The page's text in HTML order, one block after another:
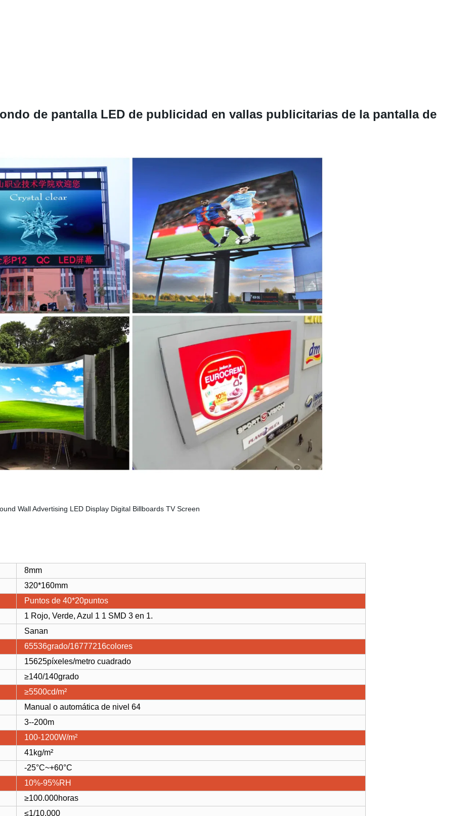
de pantalla LED de publicidad en vallas publicitarias de la pantalla de
8mm
320*160mm
Puntos de 40*20puntos
1 Rojo, Verde, Azul 1 1 SMD 3 en 1.
Sanan
65536grado/16777216colores
15625píxeles/metro cuadrado
≥140/140grado
≥5500cd/m²
Manual o automática de nivel 64
3--200m
100-1200W/m²
41kg/m²
-25°C~+60°C
10%-95%RH
≥100.000horas
≤1/10.000